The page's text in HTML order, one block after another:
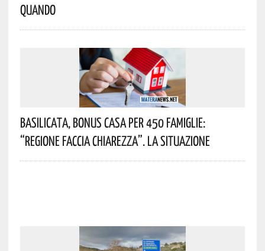
Quando
Basilicata, Bonus Casa Per 450 Famiglie:
“Regione Faccia Chiarezza”. La Situazione